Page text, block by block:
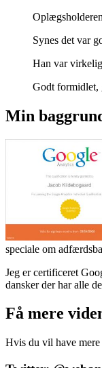
Synes det var
Han var
Godt formidlet,
Min
speciale om
Jeg er certificeret
dansker der har alle
Få mere
Hvis du vil have mere